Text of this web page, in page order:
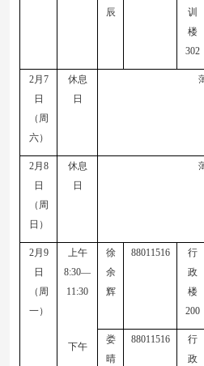
辰
训
楼
302
2月 7
日
（周
六）
休息
日
2月 8
日
（周
日）
休息
日
2月 9
日
（周
一）
上午
8:30—
11:30
下午
徐
余
辉
88011516
行
政
楼
200
娄
晴
88011516
行
政